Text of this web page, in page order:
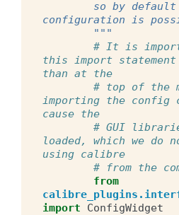
configuration is
        """
# It is
this import
than at the
# top of the
importing the
cause the
# GUI
loaded, which we do
using calibre
# from the
from
import
ConfigWidget